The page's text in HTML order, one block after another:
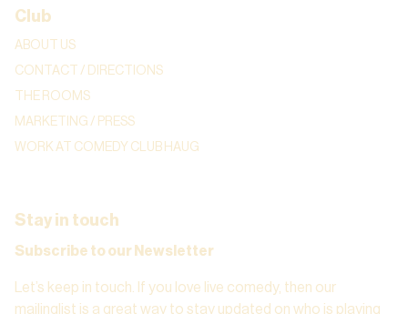
Club
ABOUT US
CONTACT / DIRECTIONS
THE ROOMS
MARKETING / PRESS
WORK AT COMEDY CLUB HAUG
Stay in touch
Subscribe to our Newsletter
Let’s keep in touch. If you love live comedy, then our
mailinglist is a great way to stay updated on who is playing